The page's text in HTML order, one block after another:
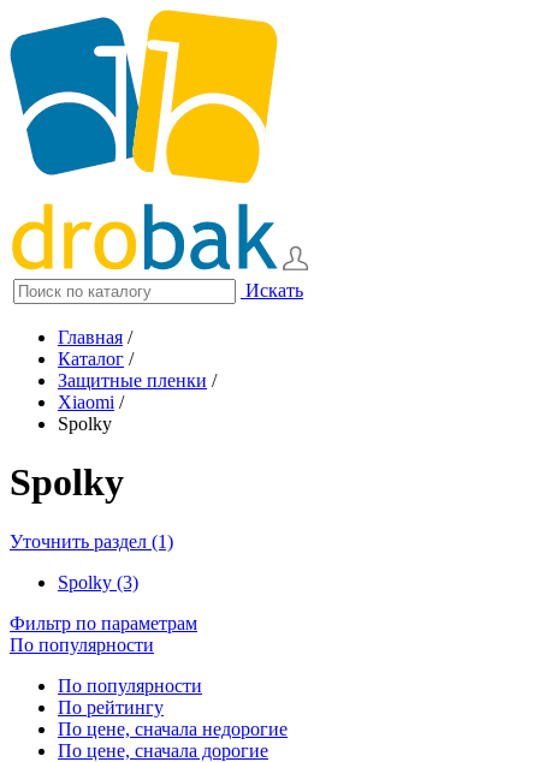
Искать
Главная /
Каталог /
Защитные пленки /
Xiaomi /
Spolky
Spolky
Уточнить раздел (1)
Spolky (3)
Фильтр по параметрам
По популярности
По популярности
По рейтингу
По цене, сначала недорогие
По цене, сначала дорогие